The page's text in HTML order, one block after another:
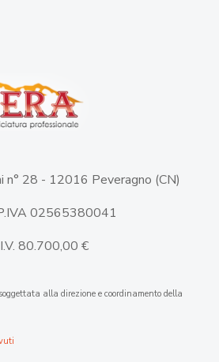
n° 28 - 12016 Peveragno (CN)
02565380041
80.700,00 €
alla direzione e coordinamento della